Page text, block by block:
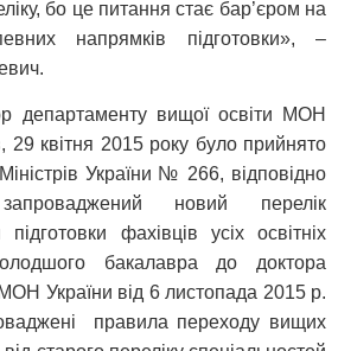
бо це питання стає бар’єром на
напрямків підготовки», –
департаменту вищої освіти МОН
квітня 2015 року було прийнято
України № 266, відповідно
новий перелік
фахівців усіх освітніх
бакалавра до доктора
України від 6 листопада 2015 р.
правила переходу вищих